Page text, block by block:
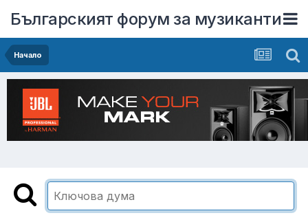
Българският форум за музиканти
Начало